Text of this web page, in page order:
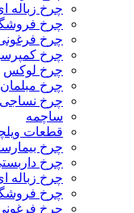
چرخ زباله
چرخ
چرخ
چرخ
چرخ لوکس
چرخ
چرخ
ساچمه
قطعات
چرخ
چرخ
چرخ زباله
چرخ
چرخ